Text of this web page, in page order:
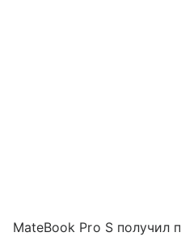
MateBook Pro S получил